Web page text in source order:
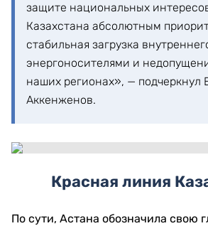
защите национальных
Казахстана абсолютным
стабильная загрузка
энергоносителями и
наших регионах», — подчеркнул
Аккенженов.
Красная линия
По сути, Астана обозначила свою